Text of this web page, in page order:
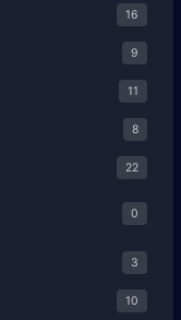
16
9
11
8
22
0
3
10